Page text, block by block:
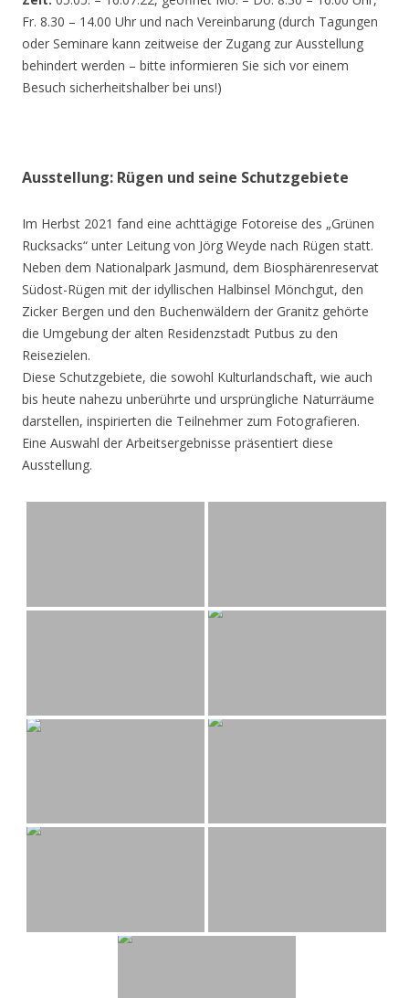
Fr. 8.30 – 14.00 Uhr und nach Vereinbarung (durch Tagungen
oder Seminare kann zeitweise der Zugang zur Ausstellung
behindert werden – bitte informieren Sie sich vor einem
Besuch sicherheitshalber bei uns!)
Ausstellung: Rügen und seine Schutzgebiete
Im Herbst 2021 fand eine achttägige Fotoreise des „Grünen
Rucksacks“ unter Leitung von Jörg Weyde nach Rügen statt.
Neben dem Nationalpark Jasmund, dem Biosphärenreservat
Südost-Rügen mit der idyllischen Halbinsel Mönchgut, den
Zicker Bergen und den Buchenwäldern der Granitz gehörte
die Umgebung der alten Residenzstadt Putbus zu den
Reisezielen.
Diese Schutzgebiete, die sowohl Kulturlandschaft, wie auch
bis heute nahezu unberührte und ursprüngliche Naturräume
darstellen, inspirierten die Teilnehmer zum Fotografieren.
Eine Auswahl der Arbeitsergebnisse präsentiert diese
Ausstellung.